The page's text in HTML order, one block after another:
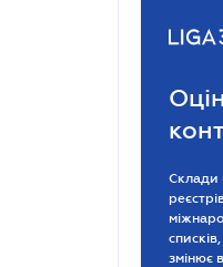
Склади
змінює